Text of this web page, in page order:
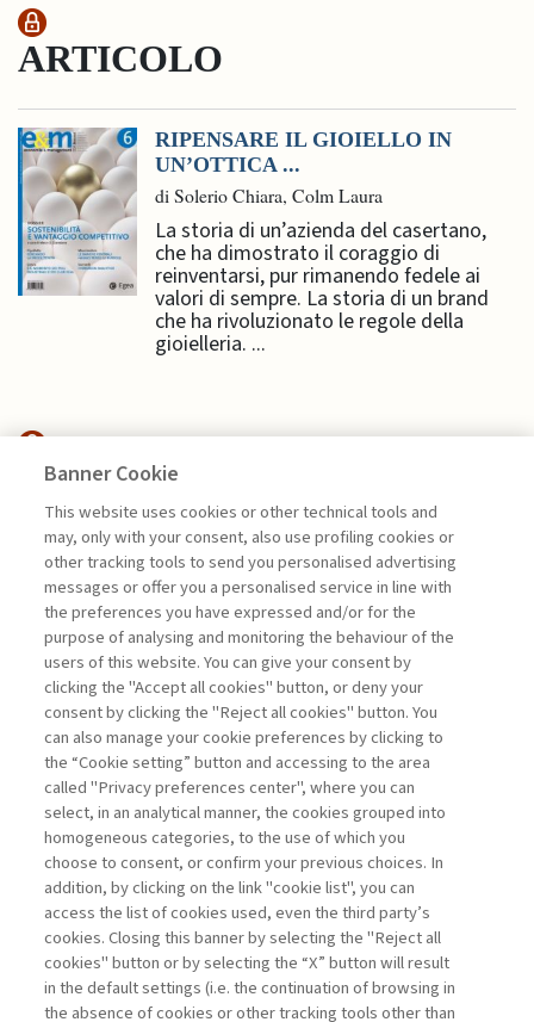
ARTICOLO
RIPENSARE IL GIOIELLO IN
UN’OTTICA ...
di Solerio Chiara, Colm Laura
La storia di un’azienda del casertano,
che ha dimostrato il coraggio di
reinventarsi, pur rimanendo fedele ai
valori di sempre. La storia di un brand
che ha rivoluzionato le regole della
gioielleria. ...
EDITORIALI
IL BICCHIERE MEZZO PIENO
DELL’INNOVAZIONE ...
di Alberto Grando
La consultazione dei libri è riservata esclusivamente
agli abbonati Premium
Legenda: Accedi Per registrati Per abbonati
Contatti
Banner Cookie
This website uses cookies or other technical tools and
may, only with your consent, also use profiling cookies or
other tracking tools to send you personalised advertising
messages or offer you a personalised service in line with
the preferences you have expressed and/or for the
purpose of analysing and monitoring the behaviour of the
users of this website. You can give your consent by
clicking the "Accept all cookies" button, or deny your
consent by clicking the "Reject all cookies" button. You
can also manage your cookie preferences by clicking to
the “Cookie setting” button and accessing to the area
called "Privacy preferences center", where you can
select, in an analytical manner, the cookies grouped into
homogeneous categories, to the use of which you
choose to consent, or confirm your previous choices. In
addition, by clicking on the link "cookie list", you can
access the list of cookies used, even the third party’s
cookies. Closing this banner by selecting the "Reject all
cookies" button or by selecting the “X” button will result
in the default settings (i.e. the continuation of browsing in
the absence of cookies or other tracking tools other than